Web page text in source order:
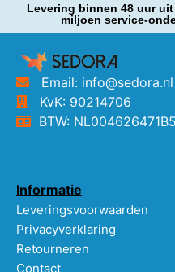
Levering binnen 48 uur
miljoen service-
Email: info@sedora.nl
KvK: 90214706
BTW:
Informatie
Leveringsvoorwaarden
Privacyverklaring
Retourneren
Contact